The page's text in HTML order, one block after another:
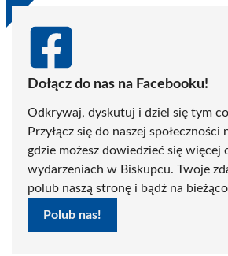
Dołącz do nas na Facebooku!
Odkrywaj, dyskutuj i dziel się tym
Przyłącz się do naszej społeczności
gdzie możesz dowiedzieć się więcej
wydarzeniach w Biskupcu. Twoje
polub naszą stronę i bądź na
Polub nas!